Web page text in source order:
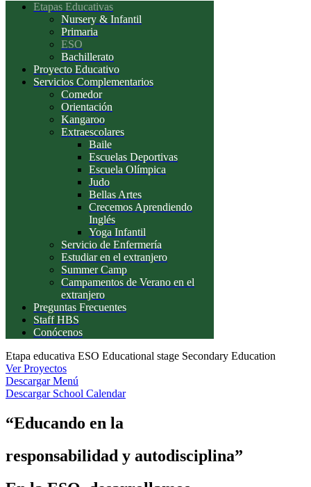
Etapas Educativas
Nursery & Infantil
Primaria
ESO
Bachillerato
Proyecto Educativo
Servicios Complementarios
Comedor
Orientación
Kangaroo
Extraescolares
Baile
Escuelas Deportivas
Escuela Olímpica
Judo
Bellas Artes
Crecemos Aprendiendo
Inglés
Yoga Infantil
Servicio de Enfermería
Estudiar en el extranjero
Summer Camp
Campamentos de Verano en el
extranjero
Preguntas Frecuentes
Staff HBS
Conócenos
Etapa educativa ESO Educational stage Secondary Education
Ver Proyectos
Descargar Menú
Descargar School Calendar​
“Educando en la
responsabilidad y autodisciplina”